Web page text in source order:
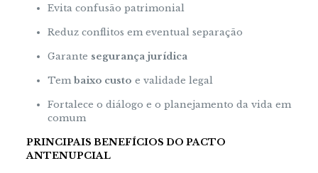
Evita confusão patrimonial
Reduz conflitos em eventual separação
Garante segurança jurídica
Tem baixo custo e validade legal
Fortalece o diálogo e o planejamento da vida em
comum
PRINCIPAIS BENEFÍCIOS DO PACTO
ANTENUPCIAL